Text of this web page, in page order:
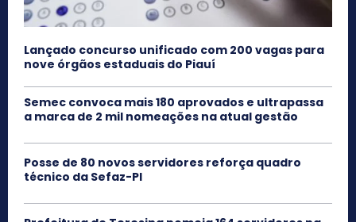
Lançado concurso unificado com 200 vagas para
nove órgãos estaduais do Piauí
Semec convoca mais 180 aprovados e ultrapassa
a marca de 2 mil nomeações na atual gestão
Posse de 80 novos servidores reforça quadro
técnico da Sefaz-PI